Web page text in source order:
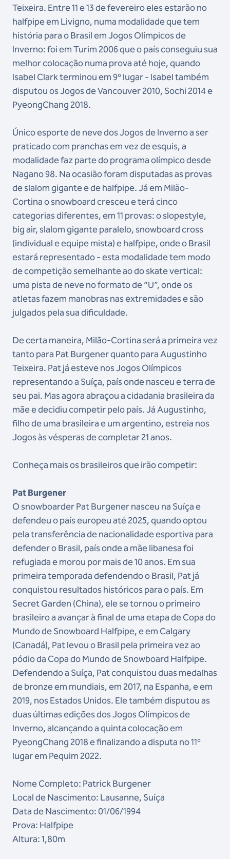
Teixeira. Entre 11 e 13 de fevereiro eles estarão no
halfpipe em Livigno, numa modalidade que tem
história para o Brasil em Jogos Olímpicos de
Inverno: foi em Turim 2006 que o país conseguiu sua
melhor colocação numa prova até hoje, quando
Isabel Clark terminou em 9º lugar - Isabel também
disputou os Jogos de Vancouver 2010, Sochi 2014 e
PyeongChang 2018.
Único esporte de neve dos Jogos de Inverno a ser
praticado com pranchas em vez de esquis, a
modalidade faz parte do programa olímpico desde
Nagano 98. Na ocasião foram disputadas as provas
de slalom gigante e de halfpipe. Já em Milão-
Cortina o snowboard cresceu e terá cinco
categorias diferentes, em 11 provas: o slopestyle,
big air, slalom gigante paralelo, snowboard cross
(individual e equipe mista) e halfpipe, onde o Brasil
estará representado - esta modalidade tem modo
de competição semelhante ao do skate vertical:
uma pista de neve no formato de “U”, onde os
atletas fazem manobras nas extremidades e são
julgados pela sua dificuldade.
De certa maneira, Milão-Cortina será a primeira vez
tanto para Pat Burgener quanto para Augustinho
Teixeira. Pat já esteve nos Jogos Olímpicos
representando a Suíça, país onde nasceu e terra de
seu pai. Mas agora abraçou a cidadania brasileira da
mãe e decidiu competir pelo país. Já Augustinho,
filho de uma brasileira e um argentino, estreia nos
Jogos às vésperas de completar 21 anos.
Conheça mais os brasileiros que irão competir:
Pat Burgener
O snowboarder Pat Burgener nasceu na Suíça e
defendeu o país europeu até 2025, quando optou
pela transferência de nacionalidade esportiva para
defender o Brasil, país onde a mãe libanesa foi
refugiada e morou por mais de 10 anos. Em sua
primeira temporada defendendo o Brasil, Pat já
conquistou resultados históricos para o país. Em
Secret Garden (China), ele se tornou o primeiro
brasileiro a avançar à final de uma etapa de Copa do
Mundo de Snowboard Halfpipe, e em Calgary
(Canadá), Pat levou o Brasil pela primeira vez ao
pódio da Copa do Mundo de Snowboard Halfpipe.
Defendendo a Suíça, Pat conquistou duas medalhas
de bronze em mundiais, em 2017, na Espanha, e em
2019, nos Estados Unidos. Ele também disputou as
duas últimas edições dos Jogos Olímpicos de
Inverno, alcançando a quinta colocação em
PyeongChang 2018 e finalizando a disputa no 11º
lugar em Pequim 2022.
Nome Completo: Patrick Burgener
Local de Nascimento: Lausanne, Suíça
Data de Nascimento: 01/06/1994
Prova: Halfpipe
Altura: 1,80m